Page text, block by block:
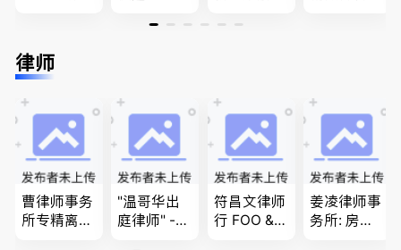
进”的RCIC-
IRB持牌移
作机会 移
商业移民，
名校申请
牌顾问为您
团聚，投资
移民以及各
类省提名和
技术移民
问题
律师
曹律师事务
所专精离
"温哥华出
庭律师" -
符昌文律师
行 FOO & C
姜凌律师事
务所: 房产